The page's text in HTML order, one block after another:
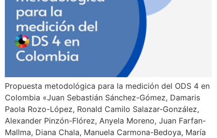
Propuesta metodológica para la medición del ODS 4 en
Colombia «Juan Sebastián Sánchez-Gómez, Damaris
Paola Rozo-López, Ronald Camilo Salazar-González,
Alexander Pinzón-Flórez, Anyela Moreno, Juan Farfan-
Mallma, Diana Chala, Manuela Carmona-Bedoya, María